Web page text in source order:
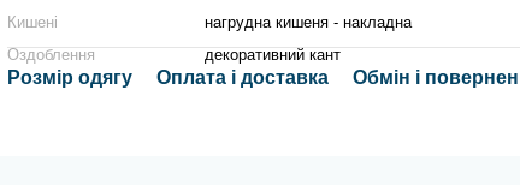
Кишені
нагрудна кишеня - накладна
Оздоблення
декоративний кант
Розмір одягу Оплата і доставка Обмін і